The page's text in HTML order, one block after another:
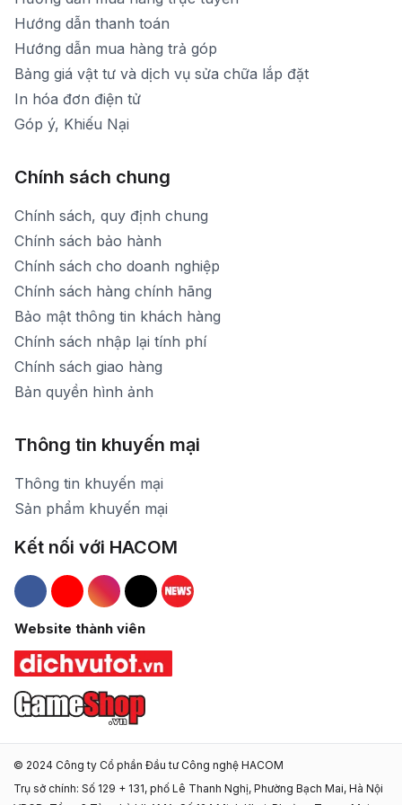
Hướng dẫn thanh toán
Hướng dẫn mua hàng trả góp
Bảng giá vật tư và dịch vụ sửa chữa lắp đặt
In hóa đơn điện tử
Góp ý, Khiếu Nại
Chính sách chung
Chính sách, quy định chung
Chính sách bảo hành
Chính sách cho doanh nghiệp
Chính sách hàng chính hãng
Bảo mật thông tin khách hàng
Chính sách nhập lại tính phí
Chính sách giao hàng
Bản quyền hình ảnh
Thông tin khuyến mại
Thông tin khuyến mại
Sản phẩm khuyến mại
Kết nối với HACOM
Hacom Facebook
Hacom YouTube
Hacom Instagram
Hacom TikTok
Website thành viên
© 2024 Công ty Cổ phần Đầu tư Công nghệ HACOM
Trụ sở chính: Số 129 + 131, phố Lê Thanh Nghị, Phường Bạch Mai, Hà Nội